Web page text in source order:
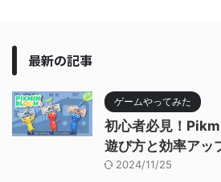
最新の記事
ゲームやってみた
初心者必見！
遊び方と効率アッ
2024/11/25